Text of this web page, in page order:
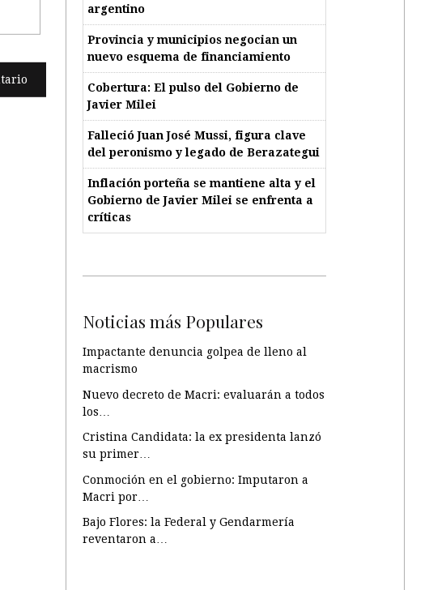
argentino
Provincia y municipios negocian un
nuevo esquema de financiamiento
Cobertura: El pulso del Gobierno de
Javier Milei
Falleció Juan José Mussi, figura clave
del peronismo y legado de Berazategui
Inflación porteña se mantiene alta y el
Gobierno de Javier Milei se enfrenta a
críticas
Noticias más Populares
Impactante denuncia golpea de lleno al
macrismo
Nuevo decreto de Macri: evaluarán a todos
los…
Cristina Candidata: la ex presidenta lanzó
su primer…
Conmoción en el gobierno: Imputaron a
Macri por…
Bajo Flores: la Federal y Gendarmería
reventaron a…